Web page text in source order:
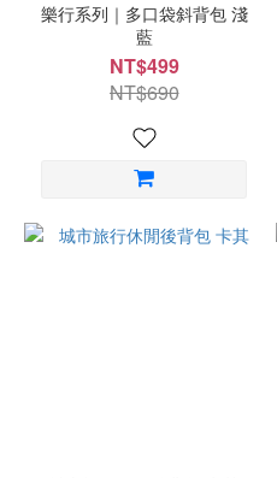
樂行系列｜多口袋斜背包 淺
藍
NT$499
NT$690